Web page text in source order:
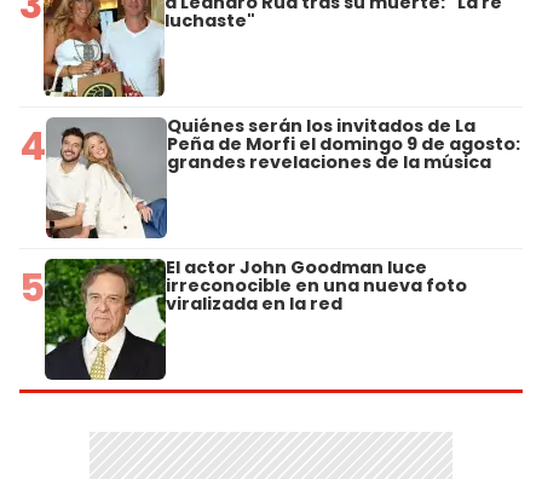
luchaste"
4 Quiénes serán los invitados de La
Peña de Morfi el domingo 9 de agosto:
grandes revelaciones de la música
5 El actor John Goodman luce
irreconocible en una nueva foto
viralizada en la red